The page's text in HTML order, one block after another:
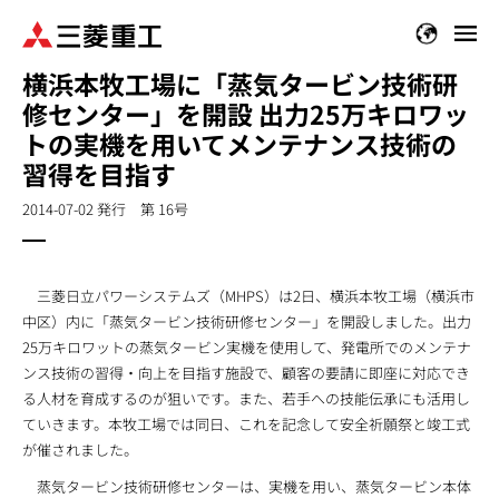
横浜本牧工場に「蒸気タービン技術研
修センター」を開設 出力25万キロワッ
トの実機を用いてメンテナンス技術の
習得を目指す
2014-07-02発行 第 16号
三菱日立パワーシステムズ（MHPS）は2日、横浜本牧工場（横浜市
中区）内に「蒸気タービン技術研修センター」を開設しました。出力
25万キロワットの蒸気タービン実機を使用して、発電所でのメンテナ
ンス技術の習得・向上を目指す施設で、顧客の要請に即座に対応でき
る人材を育成するのが狙いです。また、若手への技能伝承にも活用し
ていきます。本牧工場では同日、これを記念して安全祈願祭と竣工式
が催されました。
蒸気タービン技術研修センターは、実機を用い、蒸気タービン本体